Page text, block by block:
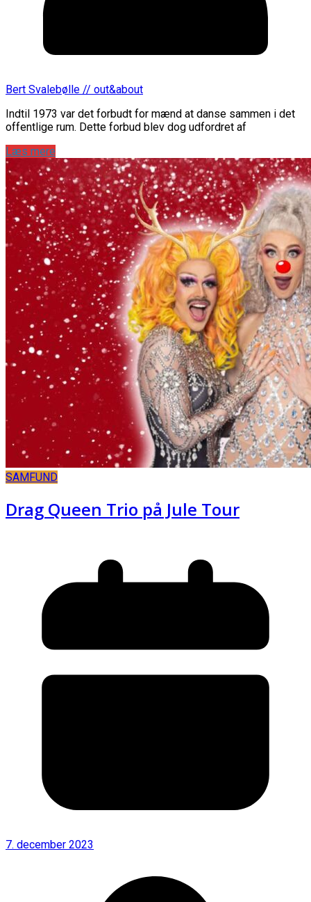
Bert Svalebølle // out&about
Indtil 1973 var det forbudt for mænd at danse sammen i det
offentlige rum. Dette forbud blev dog udfordret af
Læs mere
SAMFUND
Drag Queen Trio på Jule Tour
7. december 2023